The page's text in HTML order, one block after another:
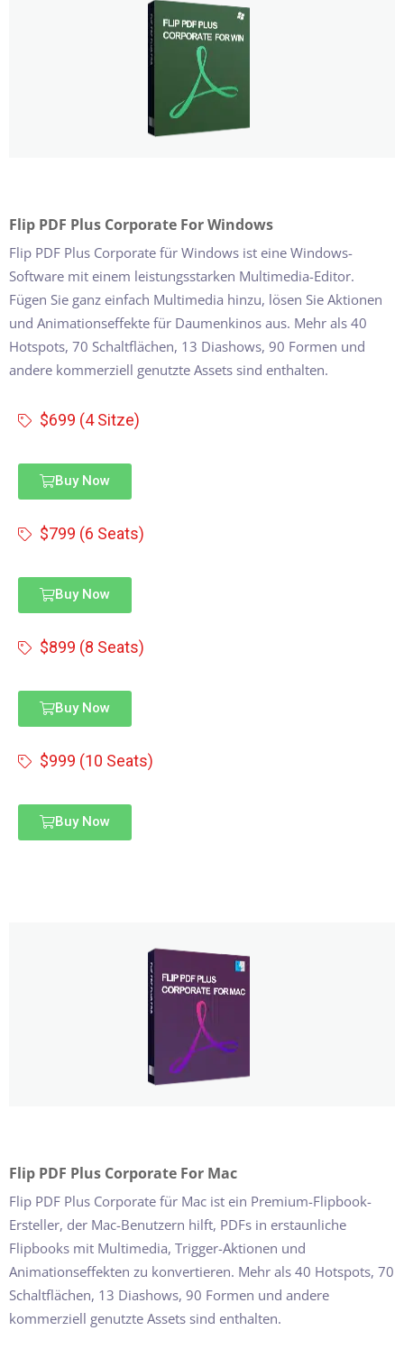
Flip PDF Plus Corporate For Windows
Flip PDF Plus Corporate für Windows ist eine Windows-
Software mit einem leistungsstarken Multimedia-Editor.
Fügen Sie ganz einfach Multimedia hinzu, lösen Sie Aktionen
und Animationseffekte für Daumenkinos aus. Mehr als 40
Hotspots, 70 Schaltflächen, 13 Diashows, 90 Formen und
andere kommerziell genutzte Assets sind enthalten.
$699 (4 Sitze)
Buy Now
$799 (6 Seats)
Buy Now
$899 (8 Seats)
Buy Now
$999 (10 Seats)
Buy Now
Flip PDF Plus Corporate For Mac
Flip PDF Plus Corporate für Mac ist ein Premium-Flipbook-
Ersteller, der Mac-Benutzern hilft, PDFs in erstaunliche
Flipbooks mit Multimedia, Trigger-Aktionen und
Animationseffekten zu konvertieren. Mehr als 40 Hotspots, 70
Schaltflächen, 13 Diashows, 90 Formen und andere
kommerziell genutzte Assets sind enthalten.